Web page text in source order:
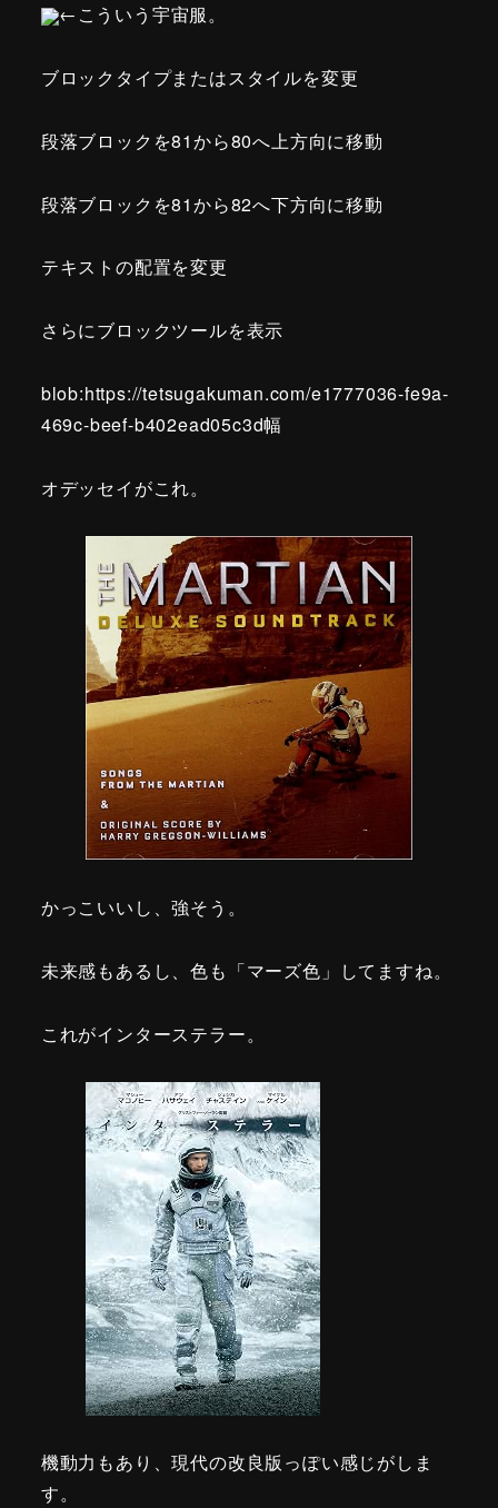
←こういう宇宙服。
ブロックタイプまたはスタイルを変更
段落ブロックを81から80へ上方向に移動
段落ブロックを81から82へ下方向に移動
テキストの配置を変更
さらにブロックツールを表示
blob:https://tetsugakuman.com/e1777036-fe9a-
469c-beef-b402ead05c3d幅
オデッセイがこれ。
かっこいいし、強そう。
未来感もあるし、色も「マーズ色」してますね。
これがインターステラー。
機動力もあり、現代の改良版っぽい感じがしま
す。